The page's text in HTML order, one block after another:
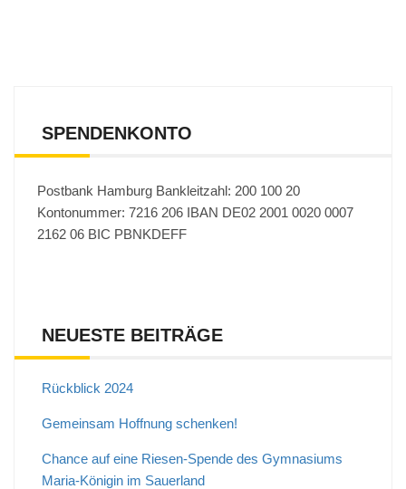
SPENDENKONTO
Postbank Hamburg Bankleitzahl: 200 100 20
Kontonummer: 7216 206 IBAN DE02 2001 0020 0007
2162 06 BIC PBNKDEFF
NEUESTE BEITRÄGE
Rückblick 2024
Gemeinsam Hoffnung schenken!
Chance auf eine Riesen-Spende des Gymnasiums
Maria-Königin im Sauerland